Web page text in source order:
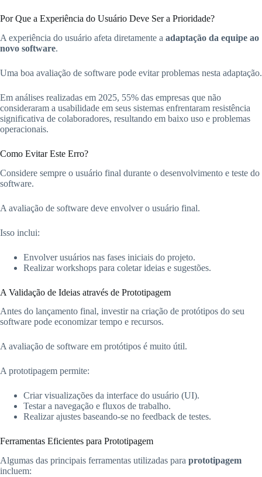
Por Que a Experiência do Usuário Deve Ser a Prioridade?
A experiência do usuário afeta diretamente a adaptação da equipe ao
novo software.
Uma boa avaliação de software pode evitar problemas nesta adaptação.
Em análises realizadas em 2025, 55% das empresas que não
consideraram a usabilidade em seus sistemas enfrentaram resistência
significativa de colaboradores, resultando em baixo uso e problemas
operacionais.
Como Evitar Este Erro?
Considere sempre o usuário final durante o desenvolvimento e teste do
software.
A avaliação de software deve envolver o usuário final.
Isso inclui:
Envolver usuários nas fases iniciais do projeto.
Realizar workshops para coletar ideias e sugestões.
A Validação de Ideias através de Prototipagem
Antes do lançamento final, investir na criação de protótipos do seu
software pode economizar tempo e recursos.
A avaliação de software em protótipos é muito útil.
A prototipagem permite:
Criar visualizações da interface do usuário (UI).
Testar a navegação e fluxos de trabalho.
Realizar ajustes baseando-se no feedback de testes.
Ferramentas Eficientes para Prototipagem
Algumas das principais ferramentas utilizadas para prototipagem
incluem: